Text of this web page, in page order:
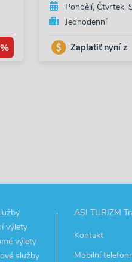
Pondělí, Čtvrtek,
Jednodenní
Zaplatiť nyní z
výlety
výlety
služby
ASI TURIZM
Kontakt
Mobilní